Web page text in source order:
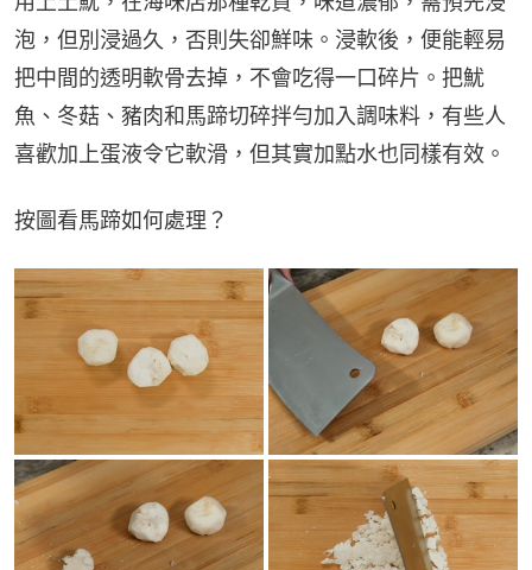
泡，但別浸過久，否則失卻鮮味。浸軟後，便能輕易
把中間的透明軟骨去掉，不會吃得一口碎片。把魷
魚、冬菇、豬肉和馬蹄切碎拌勻加入調味料，有些人
喜歡加上蛋液令它軟滑，但其實加點水也同樣有效。
按圖看馬蹄如何處理？